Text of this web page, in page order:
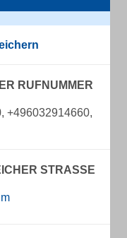
RUFNUMMER
+496032914660,
STRASSE